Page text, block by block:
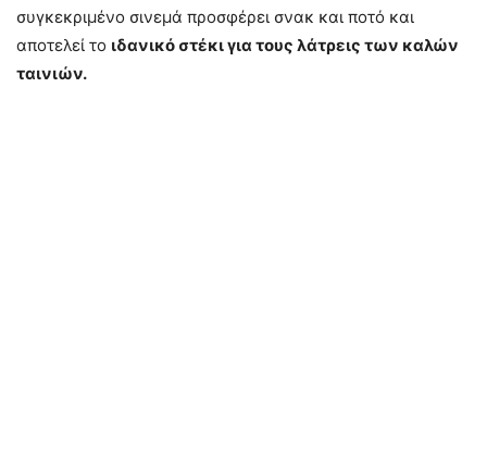
συγκεκριμένο σινεμά προσφέρει σνακ και ποτό και
αποτελεί το ιδανικό στέκι για τους λάτρεις των καλών
ταινιών.